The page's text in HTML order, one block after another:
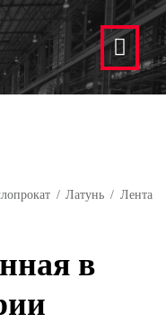
/Латунь / Лента
в